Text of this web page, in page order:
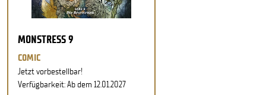
MONSTRESS 9
COMIC
Jetzt vorbestellbar!
Verfügbarkeit: Ab dem 12.01.2027